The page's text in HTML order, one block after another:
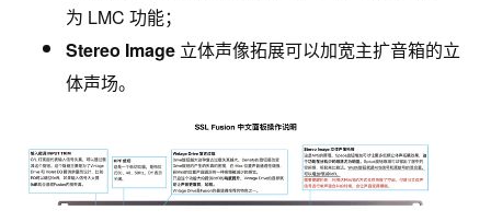
为 LMC 功能；
Stereo Image ⽴体声像拓展可以加宽主扩音箱的立
体声场。